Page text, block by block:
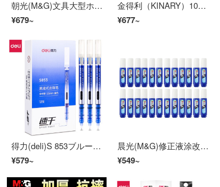
朝光(M&G)文具大型ホチキス200ページ重ホチキス用品ABS 9272
¥679~
金得利（KINARY）10個入り50 mmのステッチファイルケース2寸の厚いファイルケースA 4プラスチックの党建築資料箱財務証明書収納箱F 28-10青
¥677~
得力(deli)S 853ブルー全針管直液ペン走珠署名ページカラー学生ジェルペ0.5 mm 12本/箱(3箱詰め36本)
¥579~
晨光(M&G)修正液涂改液学生改错学生文具オーフ用品12 ml大容量T 504 24本
¥549~